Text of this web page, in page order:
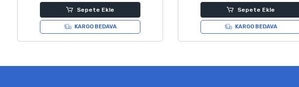
Sepete Ekle
KARGO BEDAVA
Sepete Ekle
KARGO BEDAVA